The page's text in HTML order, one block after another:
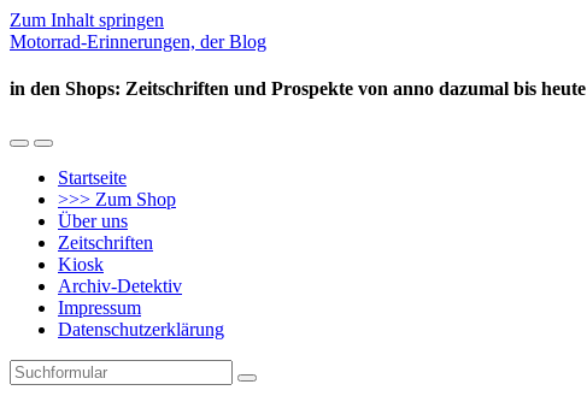
Zum Inhalt springen
Motorrad-Erinnerungen, der Blog
in den Shops: Zeitschriften und Prospekte von anno dazumal bis heute
Mobil-
umschalten
Suchfeld
umschalten
Startseite
>>> Zum Shop
Über uns
Zeitschriften
Kiosk
Archiv-Detektiv
Impressum
Datenschutzerklärung
Suchen